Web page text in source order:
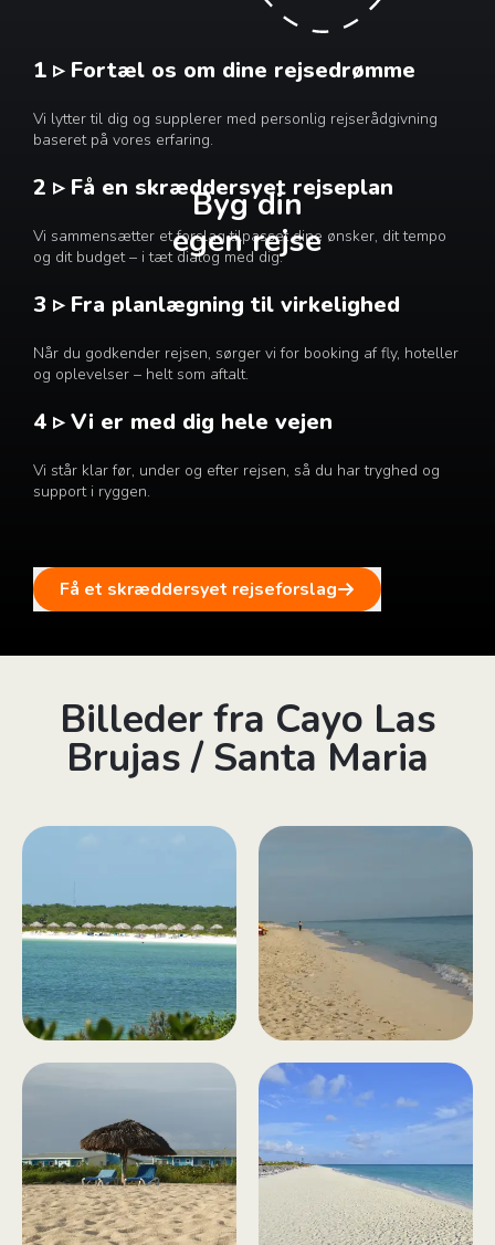
Byg din
egen rejse
1 ▹ Fortæl os om dine rejsedrømme
Vi lytter til dig og supplerer med personlig rejserådgivning
baseret på vores erfaring.
2 ▹ Få en skræddersyet rejseplan
Vi sammensætter et forslag tilpasset dine ønsker, dit tempo
og dit budget – i tæt dialog med dig.
3 ▹ Fra planlægning til virkelighed
Når du godkender rejsen, sørger vi for booking af fly, hoteller
og oplevelser – helt som aftalt.
4 ▹ Vi er med dig hele vejen
Vi står klar før, under og efter rejsen, så du har tryghed og
support i ryggen.
Få et skræddersyet rejseforslag
Billeder fra Cayo Las
Brujas / Santa Maria